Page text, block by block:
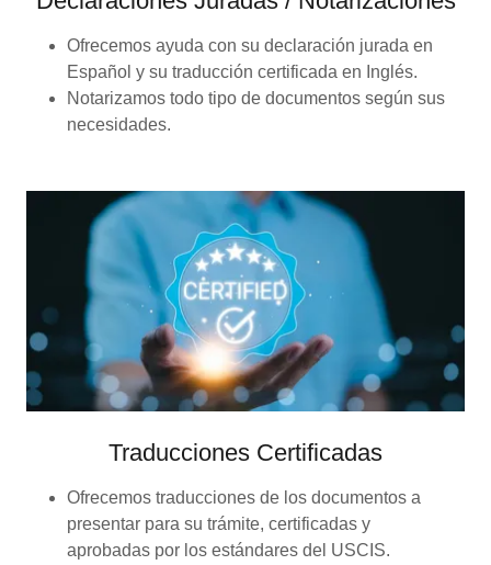
Ofrecemos ayuda con su declaración jurada en
Español y su traducción certificada en Inglés.
Notarizamos todo tipo de documentos según sus
necesidades.
Traducciones Certificadas
Ofrecemos traducciones de los documentos a
presentar para su trámite, certificadas y
aprobadas por los estándares del USCIS.